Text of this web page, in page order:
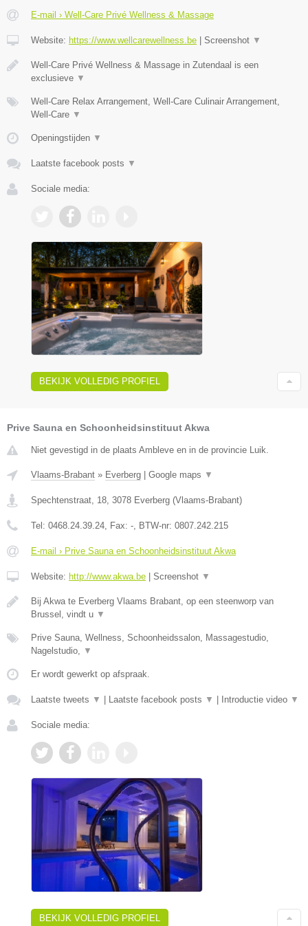
E-mail › Well-Care Privé Wellness & Massage
Website: https://www.wellcarewellness.be | Screenshot ▼
Well-Care Privé Wellness & Massage in Zutendaal is een
exclusieve ▼
Well-Care Relax Arrangement, Well-Care Culinair Arrangement,
Well-Care ▼
Openingstijden ▼
Laatste facebook posts ▼
Sociale media:
BEKIJK VOLLEDIG PROFIEL
Prive Sauna en Schoonheidsinstituut Akwa
Niet gevestigd in de plaats Ambleve en in de provincie Luik.
Vlaams-Brabant » Everberg Google maps ▼
Spechtenstraat, 18, 3078 Everberg (Vlaams-Brabant)
Tel: 0468.24.39.24, Fax: -, BTW-nr: 0807.242.215
E-mail › Prive Sauna en Schoonheidsinstituut Akwa
Website: http://www.akwa.be Screenshot ▼
Bij Akwa te Everberg Vlaams Brabant, op een steenworp van
Brussel, vindt u ▼
Prive Sauna, Wellness, Schoonheidssalon, Massagestudio,
Nagelstudio, ▼
Er wordt gewerkt op afspraak.
Laatste tweets ▼ Laatste facebook posts ▼ Introductie video ▼
Sociale media:
BEKIJK VOLLEDIG PROFIEL